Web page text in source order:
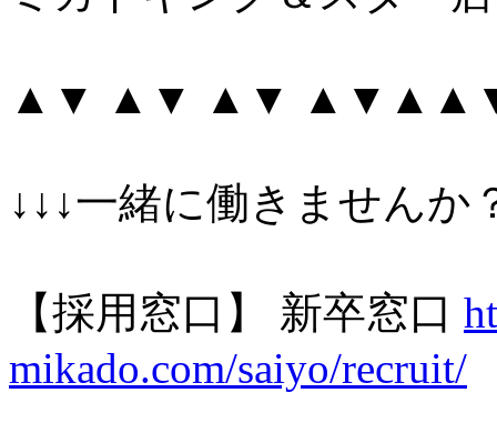
▲▼ ▲▼ ▲▼
↓↓↓一緒に働きませんか
【採用窓口】 新卒窓口
mikado.com/saiyo/recruit/